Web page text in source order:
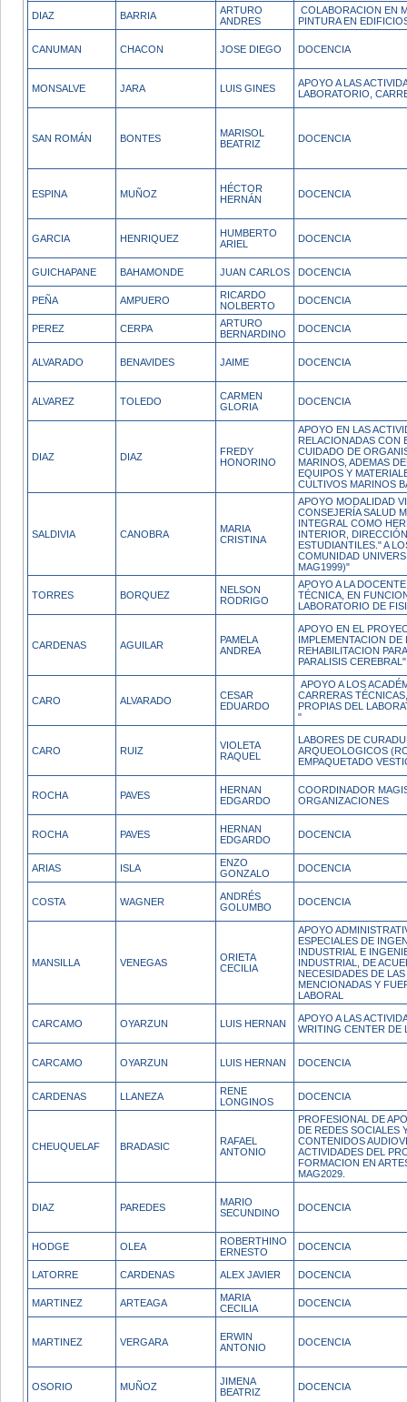
DIAZ BARRIA
ARTURO
ANDRES
COLABORACION EN
PINTURA EN
CANUMAN CHACON JOSE DIEGO DOCENCIA
MONSALVE JARA LUIS GINES
APOYO A LAS
LABORATORIO,
SAN ROMÁN BONTES
MARISOL
BEATRIZ
DOCENCIA
ESPINA MUÑOZ
HÉCTOR
HERNÁN
DOCENCIA
GARCIA HENRIQUEZ
HUMBERTO
ARIEL
DOCENCIA
GUICHAPANE BAHAMONDE JUAN CARLOS DOCENCIA
PEÑA AMPUERO
RICARDO
NOLBERTO
DOCENCIA
PEREZ CERPA
ARTURO
BERNARDINO
DOCENCIA
ALVARADO BENAVIDES JAIME DOCENCIA
ALVAREZ TOLEDO
CARMEN
GLORIA
DOCENCIA
DIAZ DIAZ
FREDY
HONORINO
APOYO EN LAS
RELACIONADAS CON
CUIDADO DE
MARINOS, ADEMAS
EQUIPOS Y
CULTIVOS MARINOS
SALDIVIA CANOBRA
MARIA
CRISTINA
APOYO MODALIDAD
CONSEJERÍA SALUD
INTEGRAL COMO
INTERIOR,
ESTUDIANTILES." A
COMUNIDAD
MAG1999)"
TORRES BORQUEZ
NELSON
RODRIGO
APOYO A LA
TÉCNICA, EN
LABORATORIO DE
CARDENAS AGUILAR
PAMELA
ANDREA
APOYO EN EL
IMPLEMENTACION DE
REHABILITACION
PARALISIS
CARO ALVARADO
CESAR
EDUARDO
APOYO A LOS
CARRERAS
PROPIAS DEL
"
CARO RUIZ
VIOLETA
RAQUEL
LABORES DE
ARQUEOLOGICOS
EMPAQUETADO
ROCHA PAVES
HERNAN
EDGARDO
COORDINADOR
ORGANIZACIONES
ROCHA PAVES
HERNAN
EDGARDO
DOCENCIA
ARIAS ISLA
ENZO
GONZALO
DOCENCIA
COSTA WAGNER
ANDRÉS
GOLUMBO
DOCENCIA
MANSILLA VENEGAS
ORIETA
CECILIA
APOYO
ESPECIALES DE
INDUSTRIAL E
INDUSTRIAL, DE
NECESIDADES DE
MENCIONADAS Y
LABORAL
CARCAMO OYARZUN LUIS HERNAN
APOYO A LAS
WRITING CENTER DE
CARCAMO OYARZUN LUIS HERNAN DOCENCIA
CARDENAS LLANEZA
RENE
LONGINOS
DOCENCIA
CHEUQUELAF BRADASIC
RAFAEL
ANTONIO
PROFESIONAL DE
DE REDES SOCIALES
CONTENIDOS
ACTIVIDADES DEL
FORMACION EN
MAG2029.
DIAZ PAREDES
MARIO
SECUNDINO
DOCENCIA
HODGE OLEA
ROBERTHINO
ERNESTO
DOCENCIA
LATORRE CARDENAS ALEX JAVIER DOCENCIA
MARTINEZ ARTEAGA
MARIA
CECILIA
DOCENCIA
MARTINEZ VERGARA
ERWIN
ANTONIO
DOCENCIA
OSORIO MUÑOZ
JIMENA
BEATRIZ
DOCENCIA